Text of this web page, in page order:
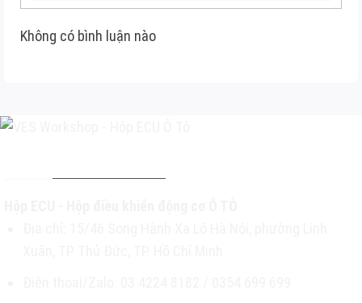
Không có bình luận nào